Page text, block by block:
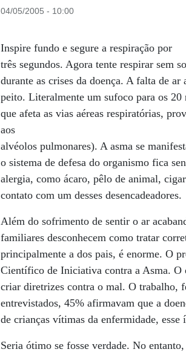
04/05/2005 - 10:00
Inspire fundo e segure a respiração por
três segundos. Agora tente respirar sem
durante as crises da doença. A falta de ar
peito. Literalmente um sufoco para os
que afeta as vias aéreas respiratórias,
aos
alvéolos pulmonares). A asma se
o sistema de defesa do organismo fica
alergia, como ácaro, pêlo de animal,
contato com um desses desencadeadores.
Além do sofrimento de sentir o ar
familiares desconhecem como tratar
principalmente a dos pais, é enorme. O
Científico de Iniciativa contra a Asma. O
criar diretrizes contra o mal. O trabalho,
entrevistados, 45% afirmavam que a
de crianças vítimas da enfermidade, esse
Seria ótimo se fosse verdade. No